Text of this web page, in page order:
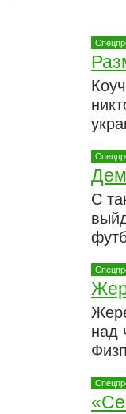
С
над